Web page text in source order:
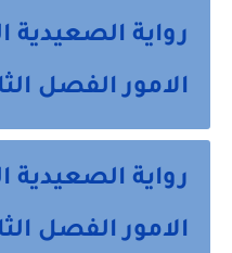
رواية الصعيدية
الامور الفصل
رواية الصعيدية
الامور الفصل